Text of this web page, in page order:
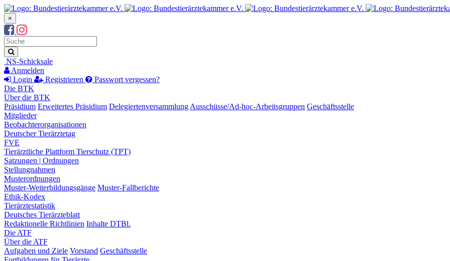
×
Suchbegriff
Suche
NS-Schicksale
Anmelden
Login
Registrieren
Passwort vergessen?
Die BTK
Über die BTK
Präsidium Erweitertes Präsidium Delegiertenversammlung Ausschüsse/Ad-hoc-Arbeitsgruppen Geschäftsstelle
Mitglieder
Beobachterorganisationen
Deutscher Tierärztetag
FVE
Tierärztliche Plattform Tierschutz (TPT)
Satzungen | Ordnungen
Stellungnahmen
Musterordnungen
Muster-Weiterbildungsgänge Muster-Fallberichte
Ethik-Kodex
Tierärztestatistik
Deutsches Tierärzteblatt
Redaktionelle Richtlinien Inhalte DTBl.
Die ATF
Über die ATF
Aufgaben und Ziele Vorstand Geschäftsstelle